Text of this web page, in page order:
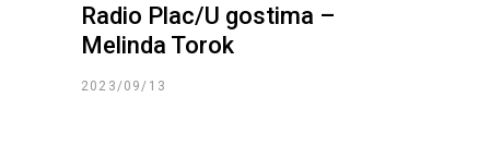
Radio Plac/U gostima –
Melinda Torok
2023/09/13